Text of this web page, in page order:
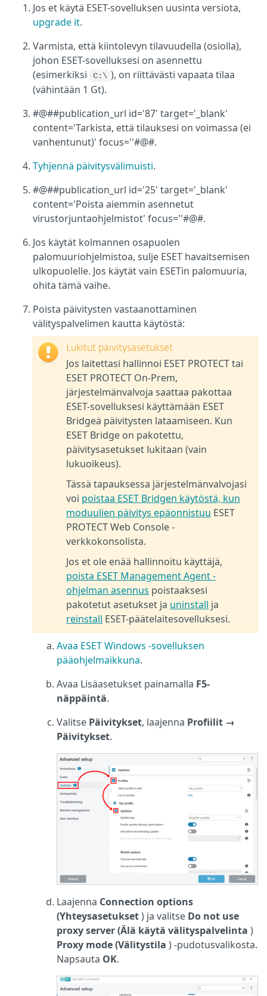
Jos et käytä ESET-sovelluksen uusinta versiota,
upgrade it.
Varmista, että kiintolevyn tilavuudella (osiolla),
johon ESET-sovelluksesi on asennettu
(esimerkiksi
C:\ ), on riittävästi vapaata tilaa
(vähintään 1 Gt).
#@##publication_url id='87' target='_blank'
content='Tarkista, että tilauksesi on voimassa (ei
vanhentunut)' focus=''#@#.
Tyhjennä päivitysvälimuisti.
#@##publication_url id='25' target='_blank'
content='Poista aiemmin asennetut
virustorjuntaohjelmistot' focus=''#@#.
Jos käytät kolmannen osapuolen
palomuuriohjelmistoa, sulje ESET havaitsemisen
ulkopuolelle. Jos käytät vain ESETin palomuuria,
ohita tämä vaihe.
Poista päivitysten vastaanottaminen
välityspalvelimen kautta käytöstä:
Lukitut päivitysasetukset
Jos laitettasi hallinnoi ESET PROTECT tai
ESET PROTECT On-Prem,
järjestelmänvalvoja saattaa pakottaa
ESET-sovelluksesi käyttämään ESET
Bridgeä päivitysten lataamiseen. Kun
ESET Bridge on pakotettu,
päivitysasetukset lukitaan (vain
lukuoikeus).
Tässä tapauksessa järjestelmänvalvojasi
voi poistaa ESET Bridgen käytöstä, kun
moduulien päivitys epäonnistuu ESET
PROTECT Web Console -
verkkokonsolista.
Jos et ole enää hallinnoitu käyttäjä,
poista ESET Management Agent -
ohjelman asennus poistaaksesi
pakotetut asetukset ja uninstall ja
reinstall ESET-päätelaitesovelluksesi.
Avaa ESET Windows -sovelluksen
pääohjelmaikkuna.
Avaa Lisäasetukset painamalla F5-
näppäintä.
Valitse Päivitykset, laajenna Profiilit →
Päivitykset.
Laajenna Connection options
(Yhteysasetukset) ja valitse Do not use
proxy server (Älä käytä välityspalvelinta )
Proxy mode (Välitystila ) -pudotusvalikosta.
Napsauta OK.